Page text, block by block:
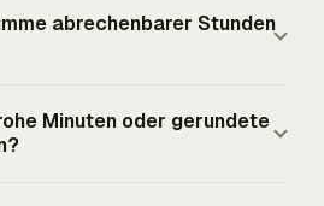
abrechenbarer Stunden
richtigen Abrechnungssatz, das
und den richtigen
Minuten oder gerundete